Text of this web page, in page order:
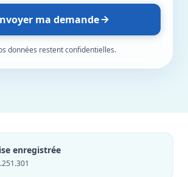
ma demande
données restent confidentielles.
enregistrée